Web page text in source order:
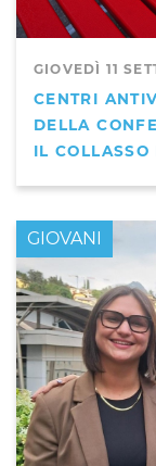
GIOVEDÌ 11
CENTRI
DELLA
IL COLLASSO
GIOVANI